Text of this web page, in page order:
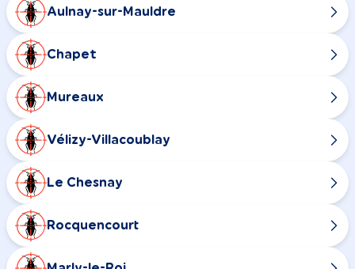
Aulnay-sur-Mauldre
Chapet
Mureaux
Vélizy-Villacoublay
Le Chesnay
Rocquencourt